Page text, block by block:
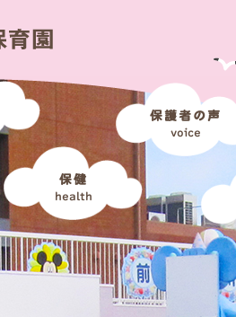
保健
health
保護者の声
voice